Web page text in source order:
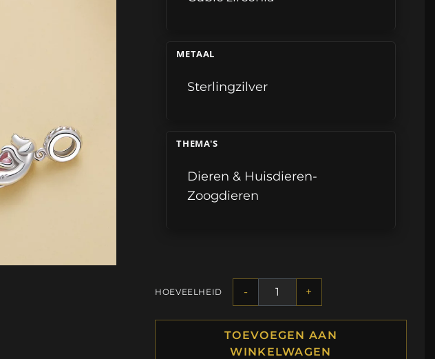
METAAL
Sterlingzilver
THEMA'S
Dieren & Huisdieren-
Zoogdieren
HOEVEELHEID - +
TOEVOEGEN AAN
WINKELWAGEN